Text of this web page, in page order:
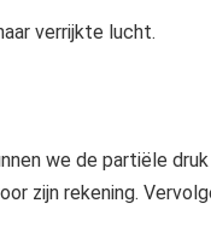
verrijkte lucht.
we de partiële
zijn rekening.